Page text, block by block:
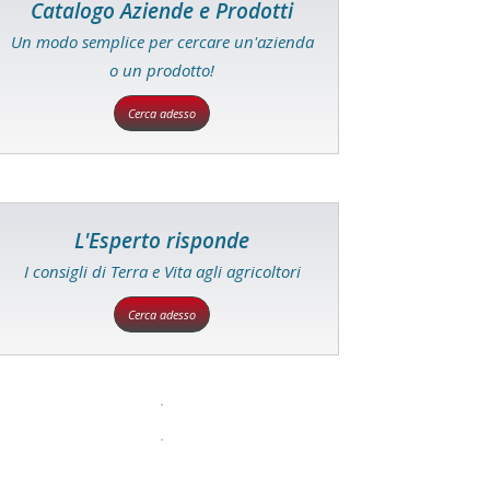
Catalogo Aziende e Prodotti
Un modo semplice per cercare un'azienda
o un prodotto!
Cerca adesso
L'Esperto risponde
I consigli di Terra e Vita agli agricoltori
Cerca adesso